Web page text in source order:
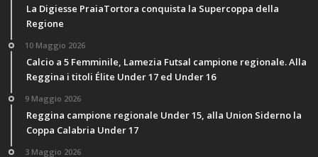
La Digiesse PraiaTortora conquista la Supercoppa della
Regione
10 Maggio 2026
Calcio a 5 Femminile, Lamezia Futsal campione regionale. Alla
Reggina i titoli Élite Under 17 ed Under 16
9 Maggio 2026
Reggina campione regionale Under 15, alla Union Siderno la
Coppa Calabria Under 17
3 Maggio 2026